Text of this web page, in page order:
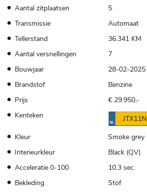
Aantal zitplaatsen
5
Transmissie
Automaat
Tellerstand
36.341 KM
Aantal versnellingen
7
Bouwjaar
28-02-2025
Brandstof
Benzine
Prijs
€ 29.950,-
Kenteken
JTX11N
Kleur
Smoke grey
Interieurkleur
Black (QV)
Acceleratie 0-100
10.3 sec.
Bekleding
Stof